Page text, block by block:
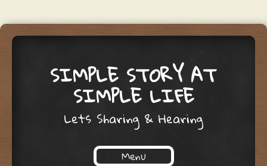
SIMPLE STORY AT
SIMPLE LIFE
Lets Sharing & Hearing
Menu